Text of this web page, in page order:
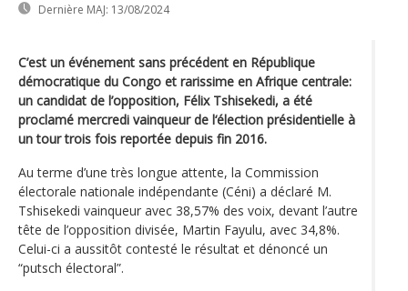
Dernière MAJ: 13/08/2024
C’est un événement sans précédent en République
démocratique du Congo et rarissime en Afrique centrale:
un candidat de l’opposition, Félix Tshisekedi, a été
proclamé mercredi vainqueur de l‘élection présidentielle à
un tour trois fois reportée depuis fin 2016.
Au terme d’une très longue attente, la Commission
électorale nationale indépendante (Céni) a déclaré M.
Tshisekedi vainqueur avec 38,57% des voix, devant l’autre
tête de l’opposition divisée, Martin Fayulu, avec 34,8%.
Celui-ci a aussitôt contesté le résultat et dénoncé un
“putsch électoral”.